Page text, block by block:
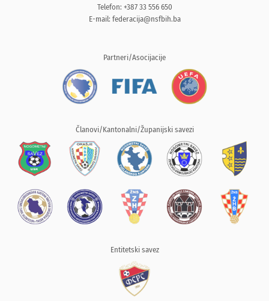
Telefon: +387 33 556 650
E-mail: federacija@nsfbih.ba
Partneri/Asocijacije
Članovi/Kantonalni/Županijski savezi
Entitetski savez